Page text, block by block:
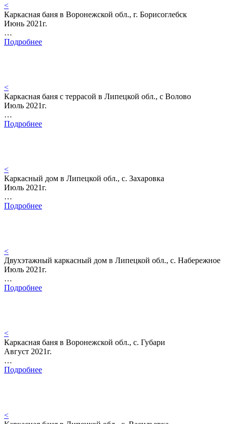
<
Каркасная баня в Воронежской обл., г. Борисоглебск
Июнь 2021г.
…
Подробнее
<
Каркасная баня с террасой в Липецкой обл., с Волово
Июль 2021г.
…
Подробнее
<
Каркасный дом в Липецкой обл., с. Захаровка
Июль 2021г.
…
Подробнее
<
Двухэтажный каркасный дом в Липецкой обл., с. Набережное
Июль 2021г.
…
Подробнее
<
Каркасная баня в Воронежской обл., с. Губари
Август 2021г.
…
Подробнее
<